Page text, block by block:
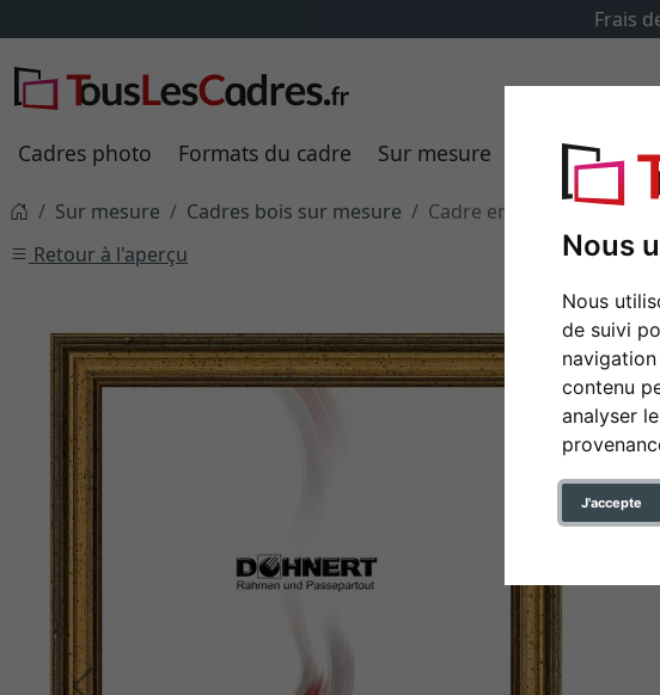
Nous
Nous
de suivi
contenu
analyser
J'accepte
Frais
Cadres photo Formats du cadre Sur mesure Passe-partout
Sur mesure Cadres bois sur mesure
Cadre en bois sur mesure
Retour à l'aperçu
Retour